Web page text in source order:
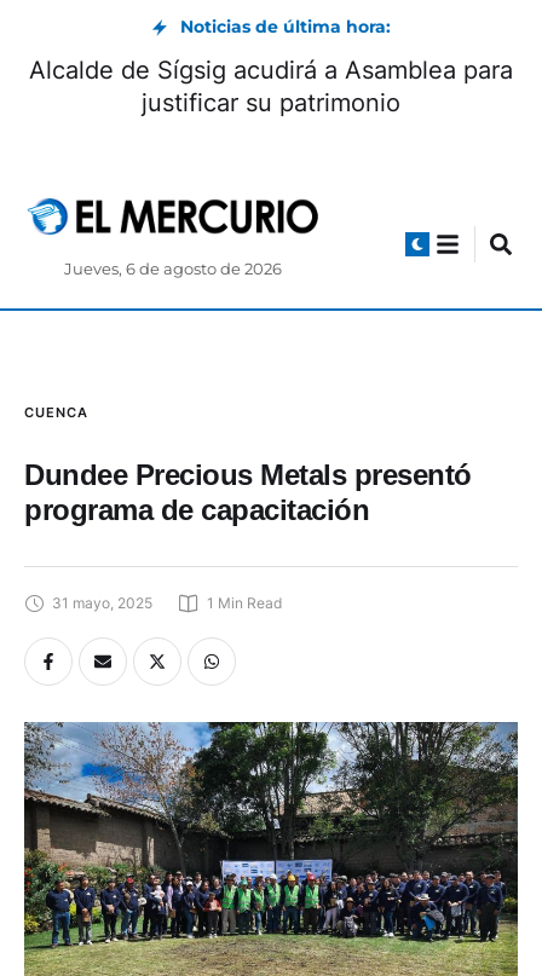
Noticias de última hora:
Alcalde de Sígsig acudirá a Asamblea para
justificar su patrimonio
Jueves, 6 de agosto de 2026
CUENCA
Dundee Precious Metals presentó
programa de capacitación
31 mayo, 2025 1 Min Read